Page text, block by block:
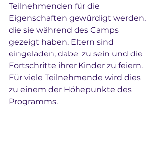
Teilnehmenden für die
Eigenschaften gewürdigt werden,
die sie während des Camps
gezeigt haben. Eltern sind
eingeladen, dabei zu sein und die
Fortschritte ihrer Kinder zu feiern.
Für viele Teilnehmende wird dies
zu einem der Höhepunkte des
Programms.